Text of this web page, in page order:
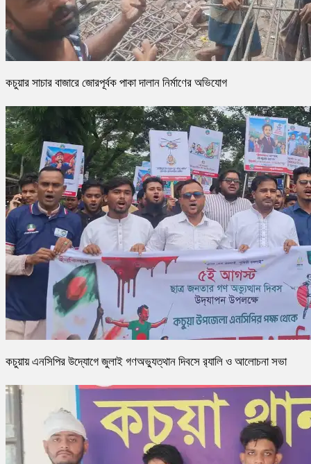
কচুয়ার সাচার বাজারে জোরপূর্বক পাকা দালান নির্মাণের অভিযোগ
কচুয়ায় এনসিপির উদ্যোগে জুলাই গণঅভ্যুত্থান দিবসে র‌্যালি ও আলোচনা সভা